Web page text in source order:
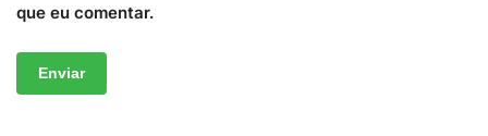
que eu comentar.